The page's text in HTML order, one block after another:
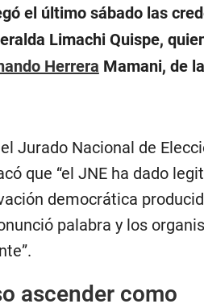
el último sábado las
Limachi Quispe,
Herrera Mamani, de la
Jurado Nacional de
que “el JNE ha dado
democrática
palabra y los
ascender como